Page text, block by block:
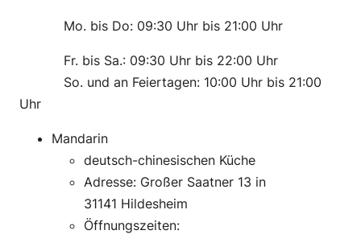
Mo. bis Do: 09:30 Uhr bis 21:00 Uhr
Fr. bis Sa.: 09:30 Uhr bis 22:00 Uhr
So. und an Feiertagen: 10:00 Uhr bis 21:00
Uhr
Mandarin
deutsch-chinesischen Küche
Adresse: Großer Saatner 13 in
31141 Hildesheim
Öffnungszeiten: